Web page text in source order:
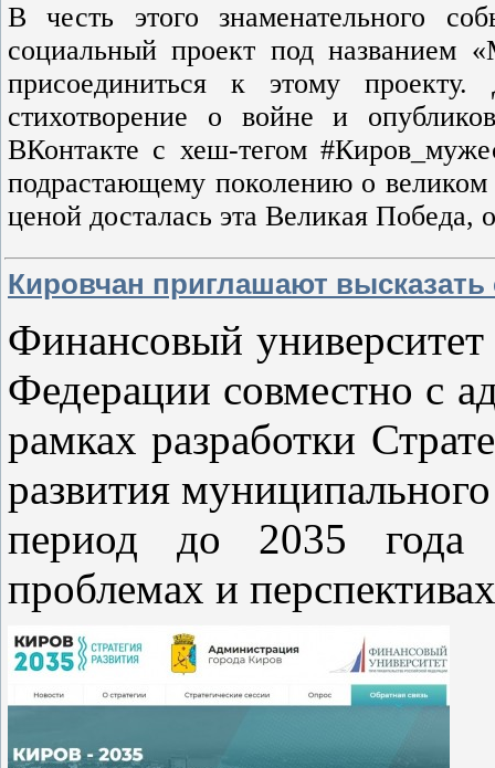
В честь этого знаменательного
социальный проект под названием
присоединиться к этому
стихотворение о войне и
ВКонтакте с хеш-тегом
подрастающему поколению о
ценой досталась эта Великая Победа,
Кировчан приглашают
Финансовый
Федерации совместно с
рамках разработки
развития
период до 2035 года
проблемах и